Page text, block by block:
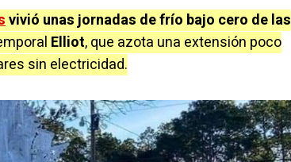
vivió unas jornadas de frío bajo cero de las
Elliot, que azota una extensión poco
sin electricidad.